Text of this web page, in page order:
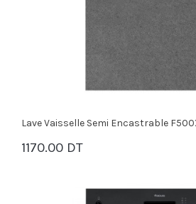
Lave Vaisselle Semi Encastrable
1170.00 DT
PANIER